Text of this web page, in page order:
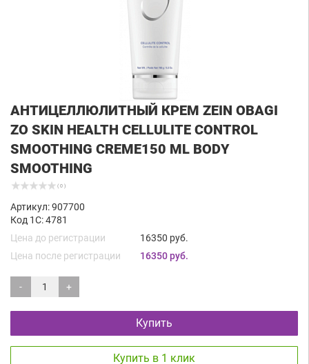
АНТИЦЕЛЛЮЛИТНЫЙ КРЕМ ZEIN OBAGI
ZO SKIN HEALTH CELLULITE CONTROL
SMOOTHING CREME150 ML BODY
SMOOTHING
( 0 )
Артикул: 907700
Код 1С: 4781
Цена до регистрации
16350 руб.
Цена после регистрации
16350 руб.
- +
Купить
Купить в 1 клик